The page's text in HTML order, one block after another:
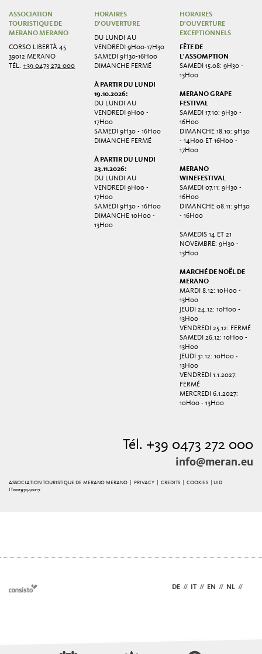
ASSOCIATION
TOURISTIQUE DE
MERANO MERANO
CORSO LIBERTÀ 45
39012 MERANO
TÉL.+39 0473 272 000
HORAIRES
D'OUVERTURE
DU LUNDI AU
VENDREDI 9H00-17H30
SAMEDI 9H30-16H00
DIMANCHE FERMÉ
À PARTIR DU LUNDI
19.10.2026:
DU LUNDI AU
VENDREDI 9H00 -
17H00
SAMEDI 9H30 - 16H00
DIMANCHE FERMÉ
À PARTIR DU LUNDI
23.11.2026:
DU LUNDI AU
VENDREDI 9H00 -
17H00
SAMEDI 9H30 - 16H00
DIMANCHE 10H00 -
13H00
HORAIRES
D'OUVERTURE
EXCEPTIONNELS
FÊTE DE
L'ASSOMPTION
SAMEDI 15.08: 9H30 -
13H00
MERANO GRAPE
FESTIVAL
SAMEDI 17.10: 9H30 -
16H00
DIMANCHE 18.10: 9H30
- 14H00 ET 16H00 -
17H00
MERANO
WINEFESTIVAL
SAMEDI 07.11: 9H30 -
16H00
DIMANCHE 08.11: 9H30
- 16H00
SAMEDIS 14 ET 21
NOVEMBRE: 9H30 -
13H00
MARCHÉ DE NOËL DE
MERANO
MARDI 8.12: 10H00 -
13H00
JEUDI 24.12: 10H00 -
13H00
VENDREDI 25.12: FERMÉ
SAMEDI 26.12: 10H00 -
13H00
JEUDI 31.12: 10H00 -
13H00
VENDREDI 1.1.2027:
FERMÉ
MERCREDI 6.1.2027:
10H00 - 13H00
Tél. +39 0473 272 000
info@meran.eu
ASSOCIATION TOURISTIQUE DE MERANO MERANO | PRIVACY |CREDITS |COOKIES
| UID
IT00197440217
DE // IT // EN // NL //